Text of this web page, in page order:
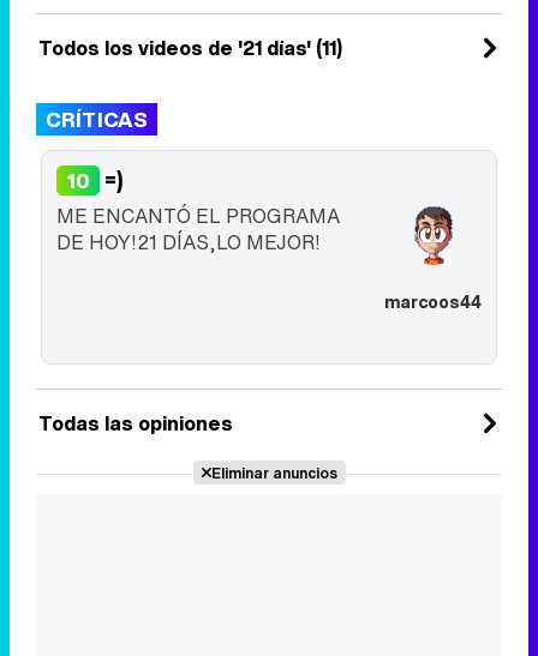
12 de marzo 2015
Todos los videos de '21 días' (11)
CRÍTICAS
10 =)
marcoos44
ME ENCANTÓ EL PROGRAMA
DE HOY!21 DÍAS,LO MEJOR!
Todas las opiniones
Eliminar anuncios